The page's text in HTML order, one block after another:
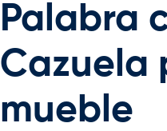
Palabra
Cazuela
mueble